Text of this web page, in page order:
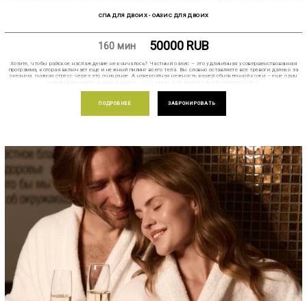
CПА ДЛЯ ДВОИХ - ОАЗИС ДЛЯ ДВОИХ
160 мин 50000 RUB
Хотите, чтобы райское наслаждение не кончалось? Частный оазис – это удлинённая усовершенствованная
программа, которая включает еще и нежный пилинг всего тела. Вы словно оставляете все тревоги далеко за
океаном, снимая стресс через это очищение. А невероятная нежность вашей обновленной кожи – еще один
ПОДРОБНЕЕ ЗАБРОНИРОВАТЬ